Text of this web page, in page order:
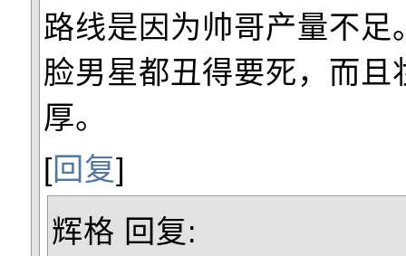
路线是因为帅哥产量不足
脸男星都丑得要死，而且
厚。
[回复]
辉格 回复: